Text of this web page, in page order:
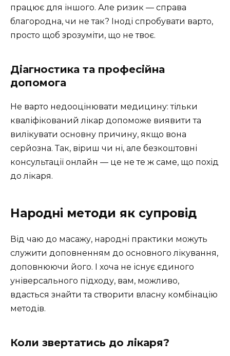
працює для іншого. Але ризик — справа
благородна, чи не так? Іноді спробувати варто,
просто щоб зрозуміти, що не твоє.
Діагностика та професійна
допомога
Не варто недооцінювати медицину: тільки
кваліфікований лікар допоможе виявити та
вилікувати основну причину, якщо вона
серйозна. Так, віриш чи ні, але безкоштовні
консультації онлайн — це не те ж саме, що похід
до лікаря.
Народні методи як супровід
Від чаю до масажу, народні практики можуть
служити доповненням до основного лікування,
доповнюючи його. І хоча не існує єдиного
універсального підходу, вам, можливо,
вдасться знайти та створити власну комбінацію
методів.
Коли звертатись до лікаря?